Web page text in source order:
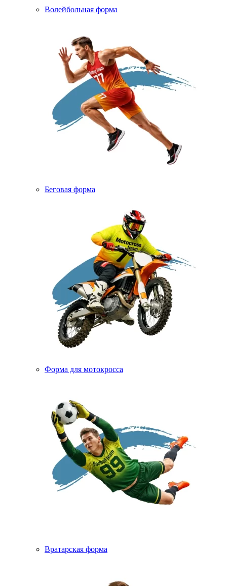
Волейбольная форма
Беговая форма
Форма для мотокросса
Вратарская форма